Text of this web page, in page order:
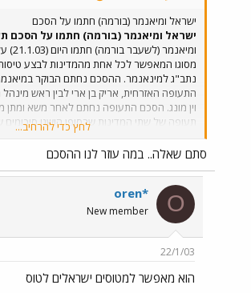
ישראל ומיאנמר (בורמה) חתמו על הסכם
ישראל ומיאנמר (בורמה) חתמו על הסכם
מסוגו המאפשר לכל אחת מהמדינות לבצע טיסות
נתב"ג למינאנמר. ההסכם נחתם הבוקר
התעופה האזרחית, אריק בן ארי לבין ראש
וין מונג. הסכם התעופה נחתם לאחר משא ומתן
תעופה של שתי המדינות שבסופן הושגו
ההסכם. ממשרד התחבורה נמסר כי ההסכם
לבצע בשלב הראשון שתי טיסות סדירות, שבועיות
ההסכם שנחתם יאפשר לישראל להרחיב את
חברות תעופה ישראליות במזרח הרחוק גם מעבר
התעופה, שנערכו במיאנמר, השתתפו מהצד
מינהל התעופה האזרחית, משרד החוץ ו"אל על".
דובר משרד התחבורה
לחץ כדי להרחיב...
סתם שאלה.. במה עוזר לנו ההסכם
O
oren*
New member
22/1/03
הוא מאפשר למטוסים ישראלים לטוס